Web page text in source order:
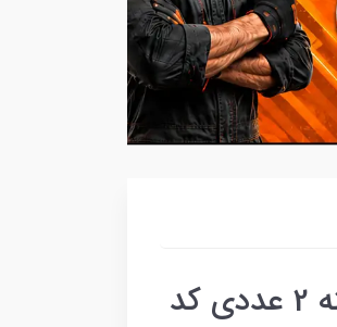
پروتکشن موتورسیکلت مدل موزان بسته 2 عددی کد